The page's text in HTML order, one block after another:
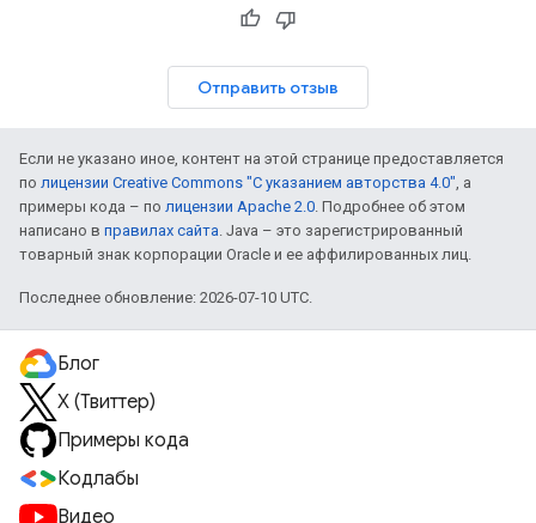
Отправить отзыв
Если не указано иное, контент на этой странице предоставляется
по лицензии Creative Commons "С указанием авторства 4.0", а
примеры кода – по лицензии Apache 2.0. Подробнее об этом
написано в правилах сайта. Java – это зарегистрированный
товарный знак корпорации Oracle и ее аффилированных лиц.
Последнее обновление: 2026-07-10 UTC.
Блог
X (Твиттер)
Примеры кода
Кодлабы
Видео